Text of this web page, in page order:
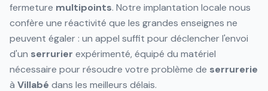
fermeture multipoints. Notre implantation locale nous
confère une réactivité que les grandes enseignes ne
peuvent égaler : un appel suffit pour déclencher l'envoi
d'un serrurier expérimenté, équipé du matériel
nécessaire pour résoudre votre problème de serrurerie
à Villabé dans les meilleurs délais.